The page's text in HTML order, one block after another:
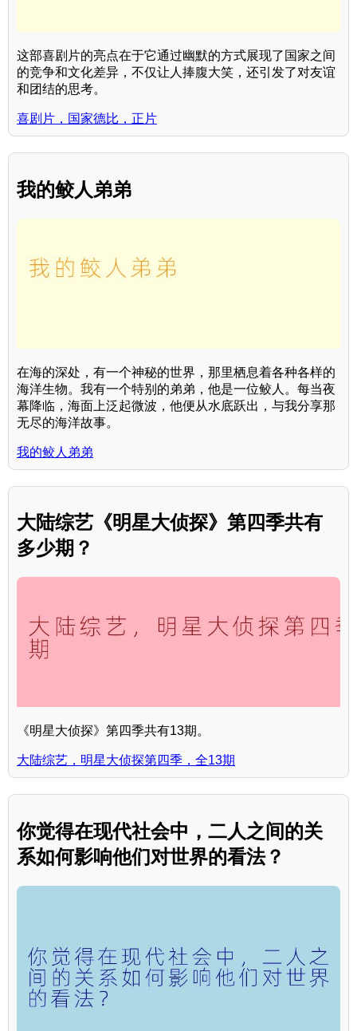
这部喜剧片的亮点在于它通过幽默的方式展现了国家之间
的竞争和文化差异，不仅让人捧腹大笑，还引发了对友谊
和团结的思考。
喜剧片，国家德比，正片
我的鲛人弟弟
在海的深处，有一个神秘的世界，那里栖息着各种各样的
海洋生物。我有一个特别的弟弟，他是一位鲛人。每当夜
幕降临，海面上泛起微波，他便从水底跃出，与我分享那
无尽的海洋故事。
我的鲛人弟弟
大陆综艺《明星大侦探》第四季共有
多少期？
《明星大侦探》第四季共有13期。
大陆综艺，明星大侦探第四季，全13期
你觉得在现代社会中，二人之间的关
系如何影响他们对世界的看法？